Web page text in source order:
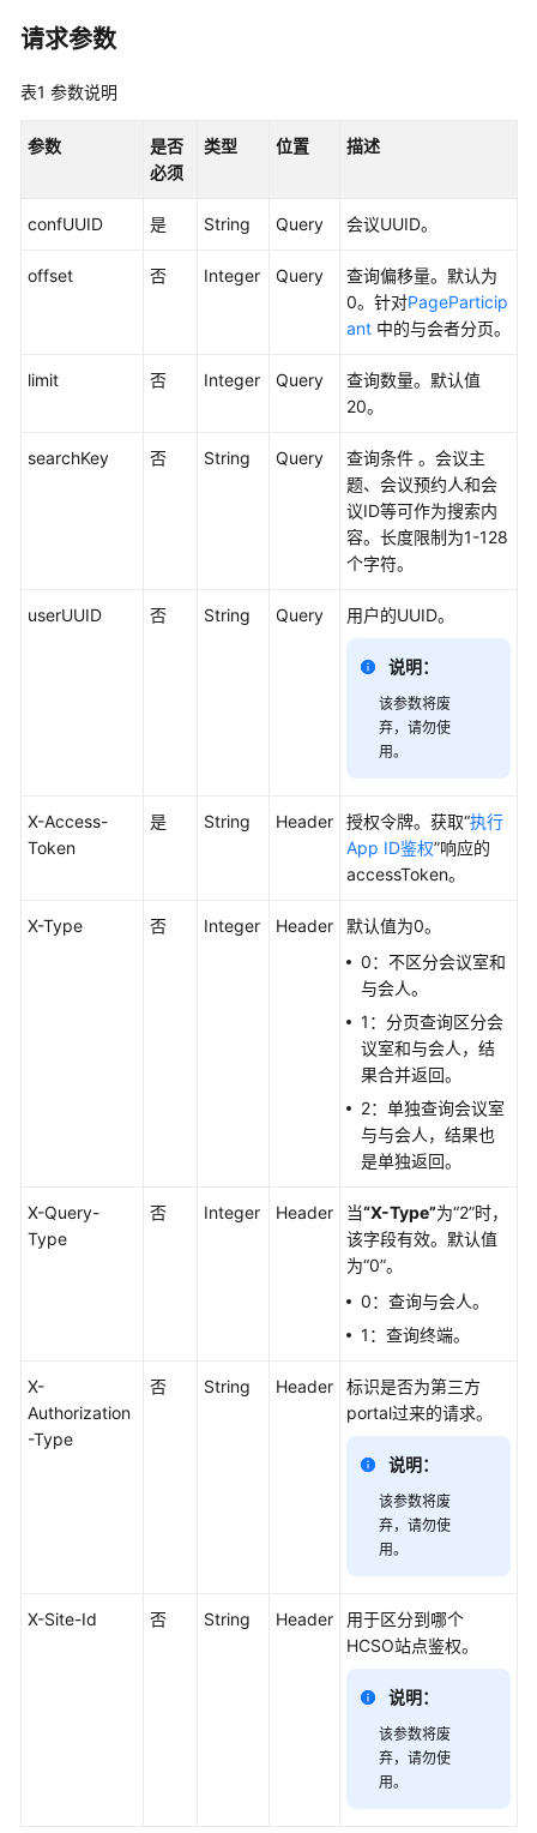
购
指
入
指
会
用
南
开
开
发
API
请求参数
表1 参数说明
参数
是否
必须
类型 位置 描述
confUUID 是 String Query 会议UUID。
offset 否 Integer Query
查询偏移量。默认为
0。针对PageParticip
ant 中的与会者分页。
limit 否 Integer Query
查询数量。默认值
20。
searchKey 否 String Query
查询条件 。会议主
题、会议预约人和会
议ID等可作为搜索内
容。长度限制为1-128
个字符。
userUUID 否 String Query 用户的UUID。
说明：
该参数将废
弃，请勿使
用。
X-Access-
Token
是 String Header 授权令牌。获取“执行
App ID鉴权”响应的
accessToken。
X-Type 否 Integer Header
默认值为0。
0：不区分会议室和
与会人。
1：分页查询区分会
议室和与会人，结
果合并返回。
2：单独查询会议室
与与会人，结果也
是单独返回。
X-Query-
Type
否 Integer Header 当“X-Type”为“2”时，
该字段有效。默认值
为“0”。
0：查询与会人。
1：查询终端。
X-
Authorization
-Type
否 String Header
标识是否为第三方
portal过来的请求。
说明：
该参数将废
弃，请勿使
用。
X-Site-Id 否 String Header
用于区分到哪个
HCSO站点鉴权。
说明：
该参数将废
弃，请勿使
用。